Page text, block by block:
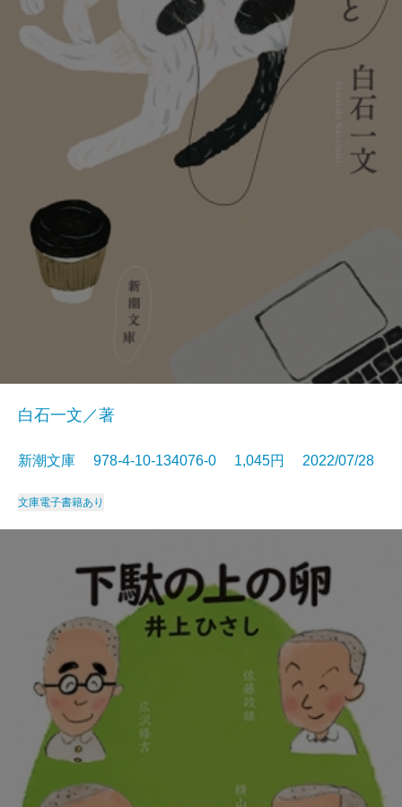
白石一文／著
新潮文庫 978-4-10-134076-0 1,045円 2022/07/28
文庫電子書籍あり